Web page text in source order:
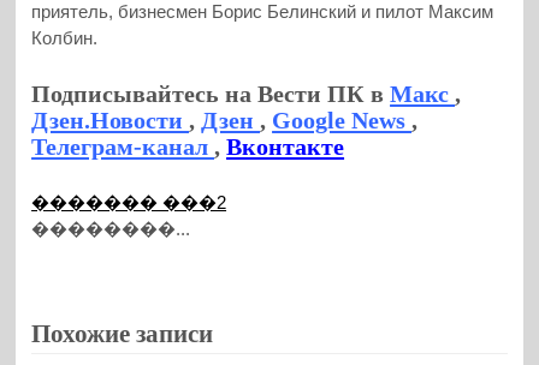
приятель, бизнесмен Борис Белинский и пилот Максим
Колбин.
Подписывайтесь на Вести ПК вМакс,
Дзен.Новости,Дзен, Google News,
Телеграм-канал,Вконтакте
������� ���2
��������...
Похожие записи